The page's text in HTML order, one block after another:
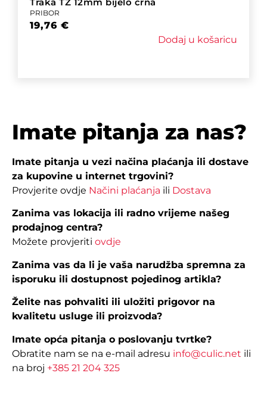
PRIBOR
19,76 €
Dodaj u košaricu
Imate pitanja za nas?
Imate pitanja u vezi načina plaćanja ili dostave
za kupovine u internet trgovini?
Provjerite ovdje Načini plaćanja ili Dostava
Zanima vas lokacija ili radno vrijeme našeg
prodajnog centra?
Možete provjeriti ovdje
Zanima vas da li je vaša narudžba spremna za
isporuku ili dostupnost pojedinog artikla?
Želite nas pohvaliti ili uložiti prigovor na
kvalitetu usluge ili proizvoda?
Imate opća pitanja o poslovanju tvrtke?
Obratite nam se na e-mail adresu info@culic.net ili
na broj +385 21 204 325